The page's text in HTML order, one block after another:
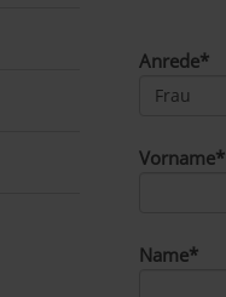
Anrede*
Vorname*
Name*